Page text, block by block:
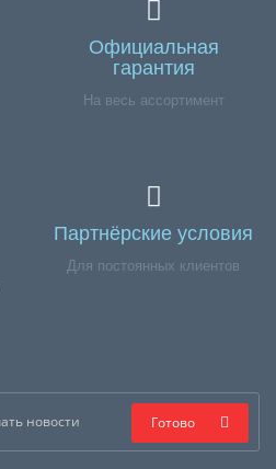
Официальная
гарантия
На весь ассортимент
Партнёрские условия
Для постоянных клиентов
Готово